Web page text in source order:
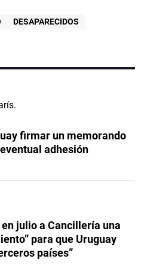
DESAPARECIDOS
firmar un memorando
adhesión
julio a Cancillería una
para que Uruguay
países”